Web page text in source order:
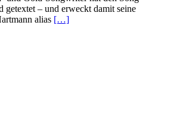
getextet – und erweckt damit seine
alias […]